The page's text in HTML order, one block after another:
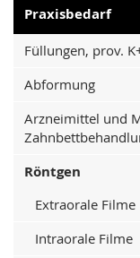
Praxisbedarf
Füllungen, prov.
Abformung
Arzneimittel und
Röntgen
Extraorale Filme
Intraorale Filme